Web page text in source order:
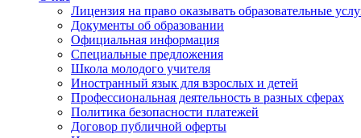
Лицензия на право оказывать образовательные
Документы об образовании
Официальная информация
Специальные предложения
Школа молодого учителя
Иностранный язык для взрослых и детей
Профессиональная деятельность в разных сферах
Политика безопасности платежей
Договор публичной оферты